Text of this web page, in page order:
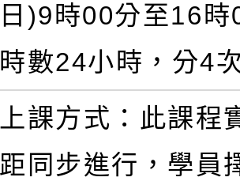
日)9時00分至16
時數24小時，分4
上課方式：此課程
距同步進行，學員